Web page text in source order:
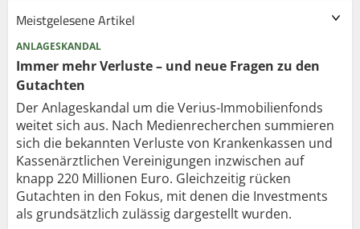
Meistgelesene Artikel
ANLAGESKANDAL
Immer mehr Verluste – und neue Fragen zu den
Gutachten
Der Anlageskandal um die Verius-Immobilienfonds
weitet sich aus. Nach Medienrecherchen summieren
sich die bekannten Verluste von Krankenkassen und
Kassenärztlichen Vereinigungen inzwischen auf
knapp 220 Millionen Euro. Gleichzeitig rücken
Gutachten in den Fokus, mit denen die Investments
als grundsätzlich zulässig dargestellt wurden.